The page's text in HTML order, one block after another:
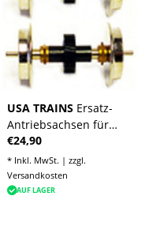
USA TRAINS Ersatz-
Antriebsachsen für
GP38-2, GP 30, GP 7/9,
F3 AB
€24,90
* Inkl. MwSt. | zzgl.
Versandkosten
AUF LAGER